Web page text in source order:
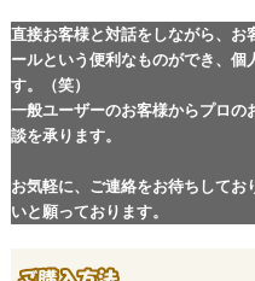
直接お客様と対話をしながら、お
ールという便利なものができ、個
す。（笑）
一般ユーザーのお客様からプロの
談を承ります。
お気軽に、ご連絡をお待ちしてお
いと願っております。